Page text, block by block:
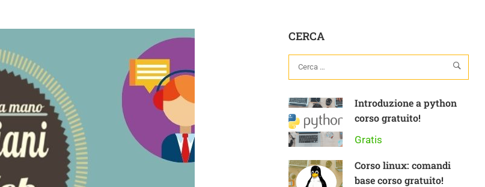
CERCA
Introduzione a python
corso gratuito!
Gratis
Corso linux: comandi
base corso gratuito!